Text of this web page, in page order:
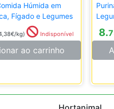
Húmida em
Fígado e Legumes
kg) Indisponível
ao carrinho
8.